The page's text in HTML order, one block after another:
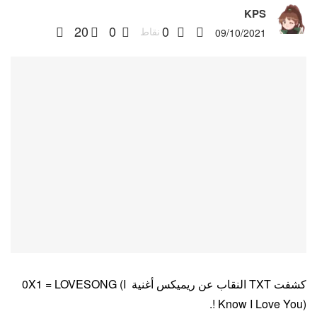
KPS
09/10/2021
0 نقاط 0
20
كشفت TXT النقاب عن ريميكس أغنية 0X1 = LOVESONG (I
Know I Love You) !.